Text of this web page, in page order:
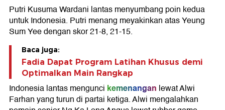
Putri Kusuma Wardani lantas menyumbang poin kedua
untuk Indonesia. Putri menang meyakinkan atas Yeung
Sum Yee dengan skor 21-8, 21-15.
Baca juga:
Fadia Dapat Program Latihan Khusus demi
Optimalkan Main Rangkap
Indonesia lantas mengunci kemenangan lewat Alwi
Farhan yang turun di partai ketiga. Alwi mengalahkan